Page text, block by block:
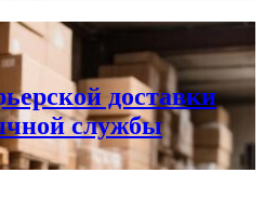
доставки
службы